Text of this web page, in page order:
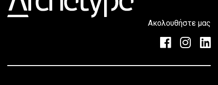
Ακολουθήστε μας